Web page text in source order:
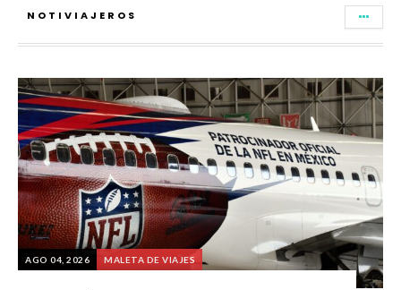
NOTIVIAJEROS
AGO 04, 2026 MALETA DE VIAJES